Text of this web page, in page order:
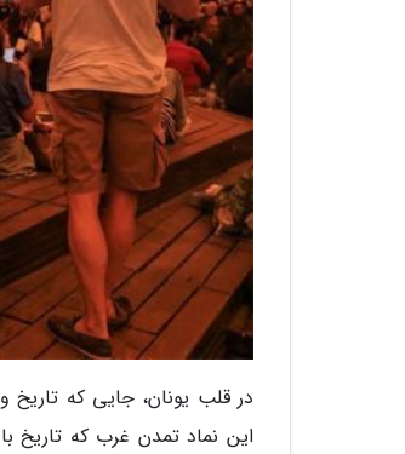
در قلب یونان، جایی که تاریخ